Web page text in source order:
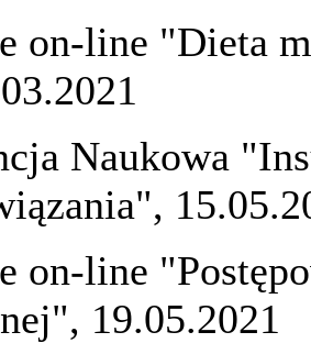
on-line "Dieta
Naukowa
on-line
19.05.2021